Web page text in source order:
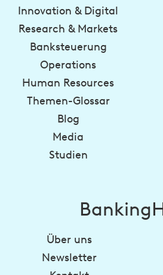
Innovation & Digital
Research & Markets
Banksteuerung
Operations
Human Resources
Themen-Glossar
Blog
Media
Studien
Über uns
Newsletter